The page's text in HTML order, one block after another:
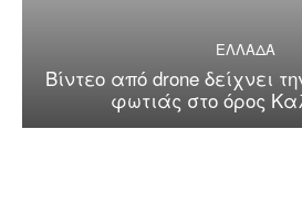
ΕΛΛΑΔΑ
Βίντεο από drone δείχνει
φωτιάς στο όρος